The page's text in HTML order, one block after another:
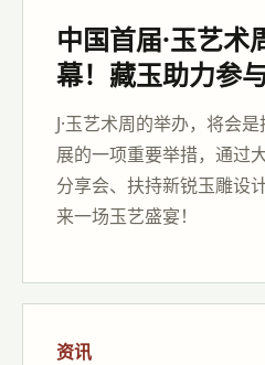
中国首届·玉艺术
幕！藏玉助力参与
J·玉艺术周的举办，将会
展的一项重要举措，通过
分享会、扶持新锐玉雕设
来一场玉艺盛宴！
资讯